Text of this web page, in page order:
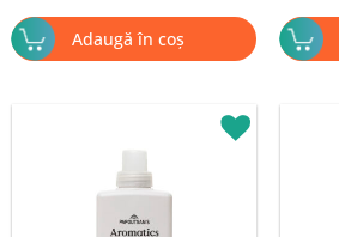
Adaugă în coș
fost:
29,90lei.
Prețul
curent
25,42lei.